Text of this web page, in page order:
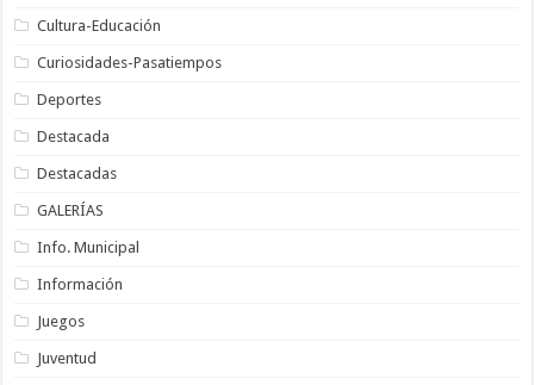
Cultura-Educación
Curiosidades-Pasatiempos
Deportes
Destacada
Destacadas
GALERÍAS
Info. Municipal
Información
Juegos
Juventud